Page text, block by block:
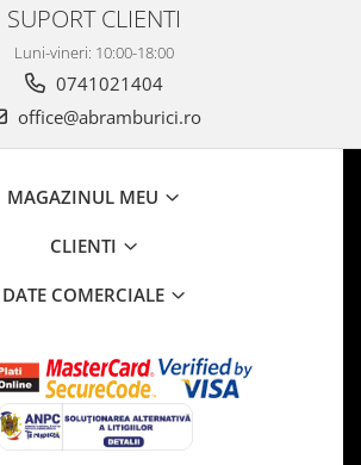
SUPORT CLIENTI
Luni-vineri: 10:00-18:00
0741021404
office@abramburici.ro
MAGAZINUL MEU
CLIENTI
DATE COMERCIALE